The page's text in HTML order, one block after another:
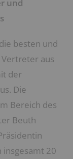
und
besten und
aus
der
Die
Bereich des
Beuth
insgesamt 20